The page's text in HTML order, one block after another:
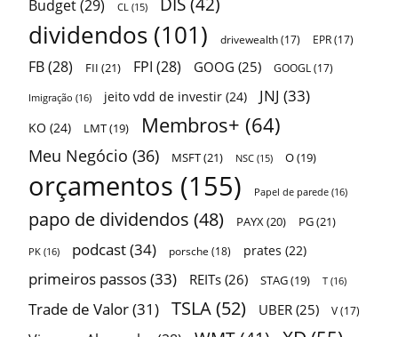
Budget(29) CL (15)
dividendos (101) drivewealth(17) EPR(17)
FB(28) FII (21) FPI (28) GOOG (25) GOOGL(17)
Imigração (16) jeito vdd de investir (24) JNJ (33)
KO (24) LMT(19) Membros+ (64)
Meu Negócio (36) MSFT(21) NSC (15) O(19)
orçamentos (155) Papel de parede (16)
papo de dividendos (48) PAYX(20) PG(21)
PK (16) podcast(34) porsche (18) prates (22)
primeiros passos(33) REITs (26) STAG(19) T (16)
Trade de Valor(31) TSLA(52) UBER (25) V(17)